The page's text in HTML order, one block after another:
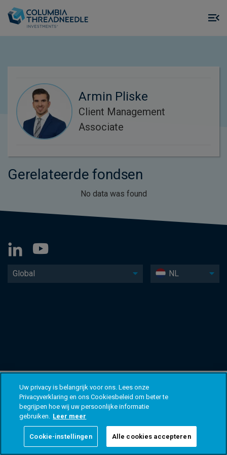
Armin Pliske
Client Management
Associate
Gerelateerde fondsen
No data was found
Global NL
Uw privacy is belangrijk voor ons. Lees onze
Privacyverklaring en ons Cookiesbeleid om beter te
begrijpen hoe wij uw persoonlijke informatie
gebruiken. Leer meer
Cookie-instellingen Alle cookies accepteren